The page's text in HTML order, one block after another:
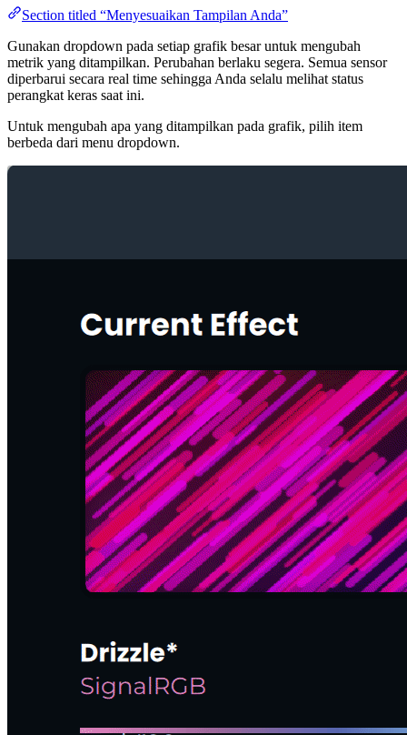
Section titled “Menyesuaikan Tampilan Anda”
Gunakan dropdown pada setiap grafik besar untuk mengubah
metrik yang ditampilkan. Perubahan berlaku segera. Semua sensor
diperbarui secara real time sehingga Anda selalu melihat status
perangkat keras saat ini.
Untuk mengubah apa yang ditampilkan pada grafik, pilih item
berbeda dari menu dropdown.